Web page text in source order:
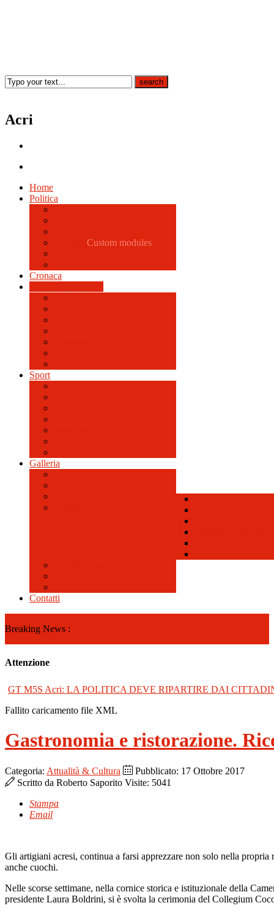
Acri
Home
Politica
Custom modules
Cronaca
Sport
Galleria
Contatti
Breaking News :
GT M5S Acri: LA POLITICA DEVE RIPARTIRE DAI
Attenzione
Fallito caricamento file XML
Gastronomia e ristorazione.
Categoria: Attualità & Cultura
Pubblicato: 17 Ottobre 2017
Scritto da Roberto Saporito Visite: 5041
Stampa
Email
Gli artigiani acresi, continua a farsi apprezzare non solo nella
anche cuochi.
Nelle scorse settimane, nella cornice storica e istituzionale della
presidente Laura Boldrini, si è svolta la cerimonia del Collegium